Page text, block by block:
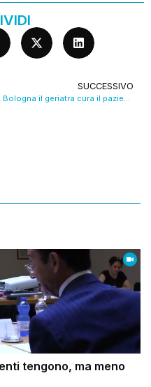
tengono, ma meno
SUCCESSIVO
A Bologna il geriatra cura il paziente direttamente a casa. VIDEO